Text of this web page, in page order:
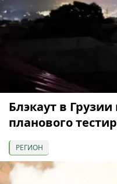
Блэкаут в
планового
РЕГИОН